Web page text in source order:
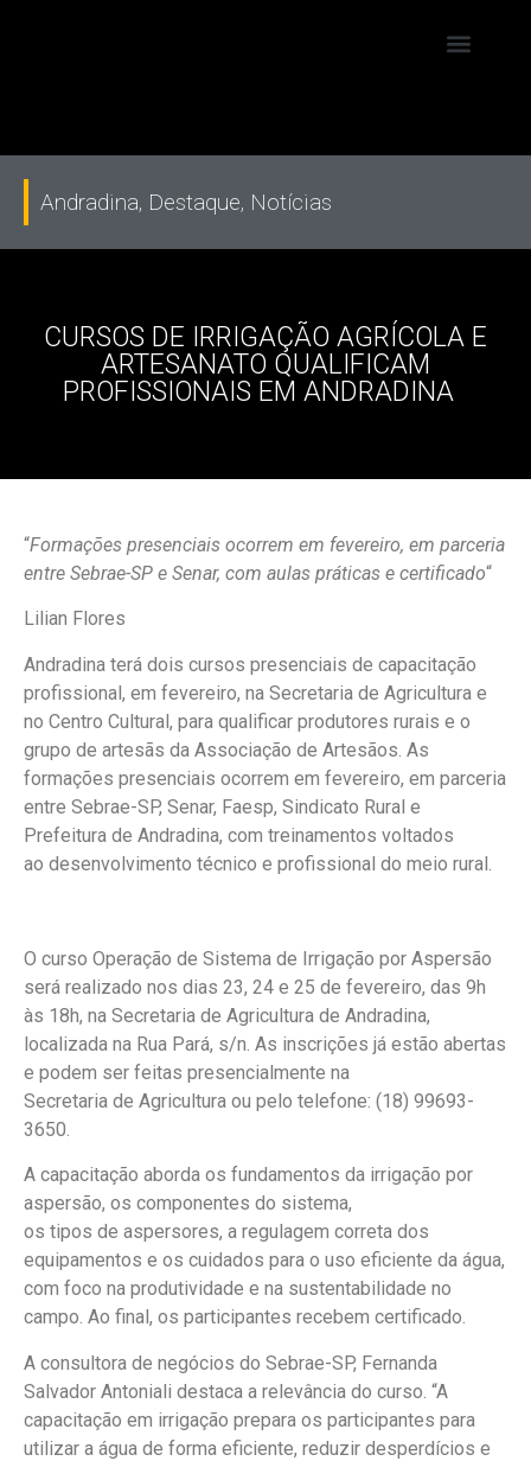
Andradina, Destaque, Notícias
CURSOS DE IRRIGAÇÃO AGRÍCOLA E
ARTESANATO QUALIFICAM
PROFISSIONAIS EM ANDRADINA
“Formações presenciais ocorrem em fevereiro, em parceria
entre Sebrae-SP e Senar, com aulas práticas e certificado“
Lilian Flores
Andradina terá dois cursos presenciais de capacitação
profissional, em fevereiro, na Secretaria de Agricultura e
no Centro Cultural, para qualificar produtores rurais e o
grupo de artesãs da Associação de Artesãos. As
formações presenciais ocorrem em fevereiro, em parceria
entre Sebrae-SP, Senar, Faesp, Sindicato Rural e
Prefeitura de Andradina, com treinamentos voltados
ao desenvolvimento técnico e profissional do meio rural.
O curso Operação de Sistema de Irrigação por Aspersão
será realizado nos dias 23, 24 e 25 de fevereiro, das 9h
às 18h, na Secretaria de Agricultura de Andradina,
localizada na Rua Pará, s/n. As inscrições já estão abertas
e podem ser feitas presencialmente na
Secretaria de Agricultura ou pelo telefone: (18) 99693-
3650.
A capacitação aborda os fundamentos da irrigação por
aspersão, os componentes do sistema,
os tipos de aspersores, a regulagem correta dos
equipamentos e os cuidados para o uso eficiente da água,
com foco na produtividade e na sustentabilidade no
campo. Ao final, os participantes recebem certificado.
A consultora de negócios do Sebrae-SP, Fernanda
Salvador Antoniali destaca a relevância do curso. “A
capacitação em irrigação prepara os participantes para
utilizar a água de forma eficiente, reduzir desperdícios e